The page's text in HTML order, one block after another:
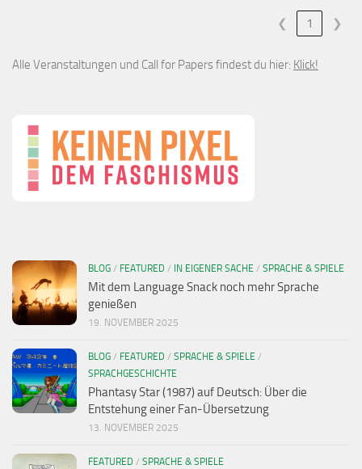
❮ 1 ❯
Alle Veranstaltungen und Call for Papers findest du hier: Klick!
BLOG / FEATURED / IN EIGENER SACHE / SPRACHE & SPIELE
Mit dem Language Snack noch mehr Sprache
genießen
19. NOVEMBER 2025
BLOG / FEATURED / SPRACHE & SPIELE /
SPRACHGESCHICHTE
Phantasy Star (1987) auf Deutsch: Über die
Entstehung einer Fan-Übersetzung
13. NOVEMBER 2025
FEATURED / SPRACHE & SPIELE